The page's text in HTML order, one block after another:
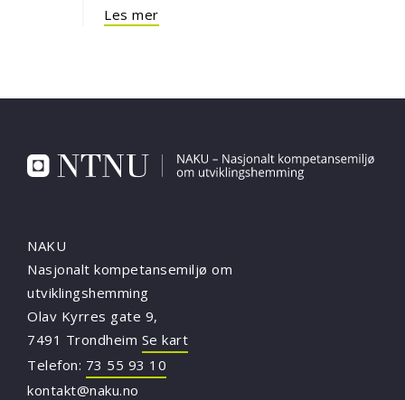
Les mer
NAKU
Nasjonalt kompetansemiljø om
utviklingshemming
Olav Kyrres gate 9,
7491 Trondheim Se kart
Telefon: 73 55 93 10
kontakt@naku.no